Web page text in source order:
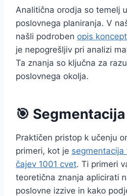
Analitična orodja so temelj
poslovnega planiranja. V
našli podroben opis
je nepogrešljiv pri analizi
Ta znanja so ključna za
poslovnega okolja.
🎯
Praktičen pristop k učenju
primeri, kot je segmentacija
čajev 1001 cvet. Ti primeri
teoretična znanja aplicirati
poslovne izzive in kako